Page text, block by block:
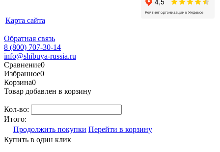
Карта сайта
Обратная связь
8 (800) 707-30-14
info@shibuya-russia.ru
Сравнение0
Избранное0
Корзина0
Товар добавлен в корзину
Кол-во:
Итого:
Продолжить покупки Перейти в корзину
Купить в один клик